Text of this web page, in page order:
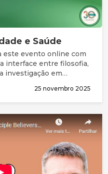
e Saúde
este evento online com
interface entre filosofia,
investigação em
25 novembro 2025